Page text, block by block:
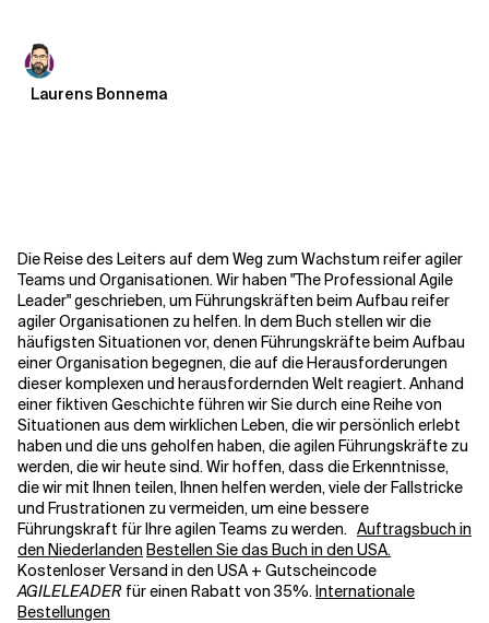
Verwandte Themen
Laurens Bonnema
Die Reise des Leiters auf dem Weg zum Wachstum reifer agiler
Teams und Organisationen. Wir haben "The Professional Agile
Leader" geschrieben, um Führungskräften beim Aufbau reifer
agiler Organisationen zu helfen. In dem Buch stellen wir die
häufigsten Situationen vor, denen Führungskräfte beim Aufbau
einer Organisation begegnen, die auf die Herausforderungen
dieser komplexen und herausfordernden Welt reagiert. Anhand
einer fiktiven Geschichte führen wir Sie durch eine Reihe von
Situationen aus dem wirklichen Leben, die wir persönlich erlebt
haben und die uns geholfen haben, die agilen Führungskräfte zu
werden, die wir heute sind. Wir hoffen, dass die Erkenntnisse,
die wir mit Ihnen teilen, Ihnen helfen werden, viele der Fallstricke
und Frustrationen zu vermeiden, um eine bessere
Führungskraft für Ihre agilen Teams zu werden. Auftragsbuch in
den Niederlanden Bestellen Sie das Buch in den USA.
Kostenloser Versand in den USA + Gutscheincode
AGILELEADER für einen Rabatt von 35%.Internationale
Bestellungen